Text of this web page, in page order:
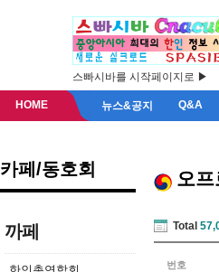
스빠시바를 시작페이지로 ▶
HOME 뉴스&공지 Q&A
카페/동호회
까페
오프
Total
번호